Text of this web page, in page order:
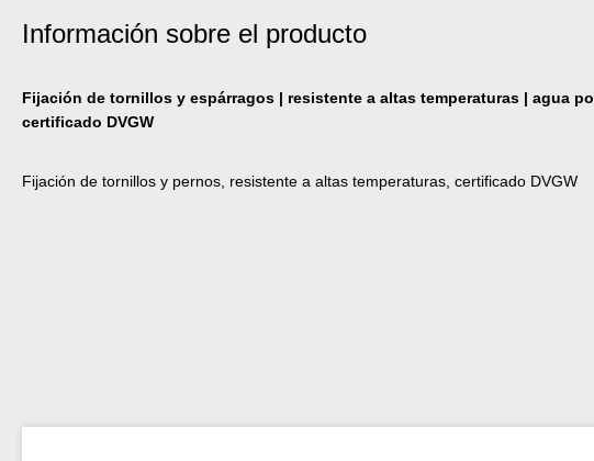
Información sobre el producto
Fijación de tornillos y espárragos | resistente a altas temperaturas | agua
certificado DVGW
Fijación de tornillos y pernos, resistente a altas temperaturas, certificado DVGW